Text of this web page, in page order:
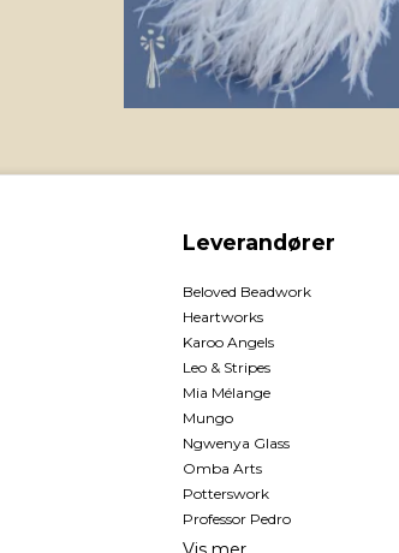
Leverandører
Beloved Beadwork
Heartworks
Karoo Angels
Leo & Stripes
Mia Mélange
Mungo
Ngwenya Glass
Omba Arts
Potterswork
Professor Pedro